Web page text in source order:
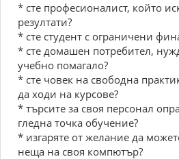
* сте професионалист, който
резултати?
* сте студент с ограничени
* сте домашен потребител,
учебно помагало?
* сте човек на свободна
да ходи на курсове?
* търсите за своя персонал
гледна точка обучение?
* изгаряте от желание да
неща на своя компютър?